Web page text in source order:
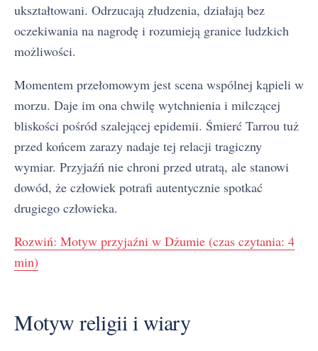
ukształtowani. Odrzucają złudzenia, działają bez
oczekiwania na nagrodę i rozumieją granice ludzkich
możliwości.
Momentem przełomowym jest scena wspólnej kąpieli w
morzu. Daje im ona chwilę wytchnienia i milczącej
bliskości pośród szalejącej epidemii. Śmierć Tarrou tuż
przed końcem zarazy nadaje tej relacji tragiczny
wymiar. Przyjaźń nie chroni przed utratą, ale stanowi
dowód, że człowiek potrafi autentycznie spotkać
drugiego człowieka.
Rozwiń: Motyw przyjaźni w Dżumie (czas czytania: 4
min)
Motyw religii i wiary